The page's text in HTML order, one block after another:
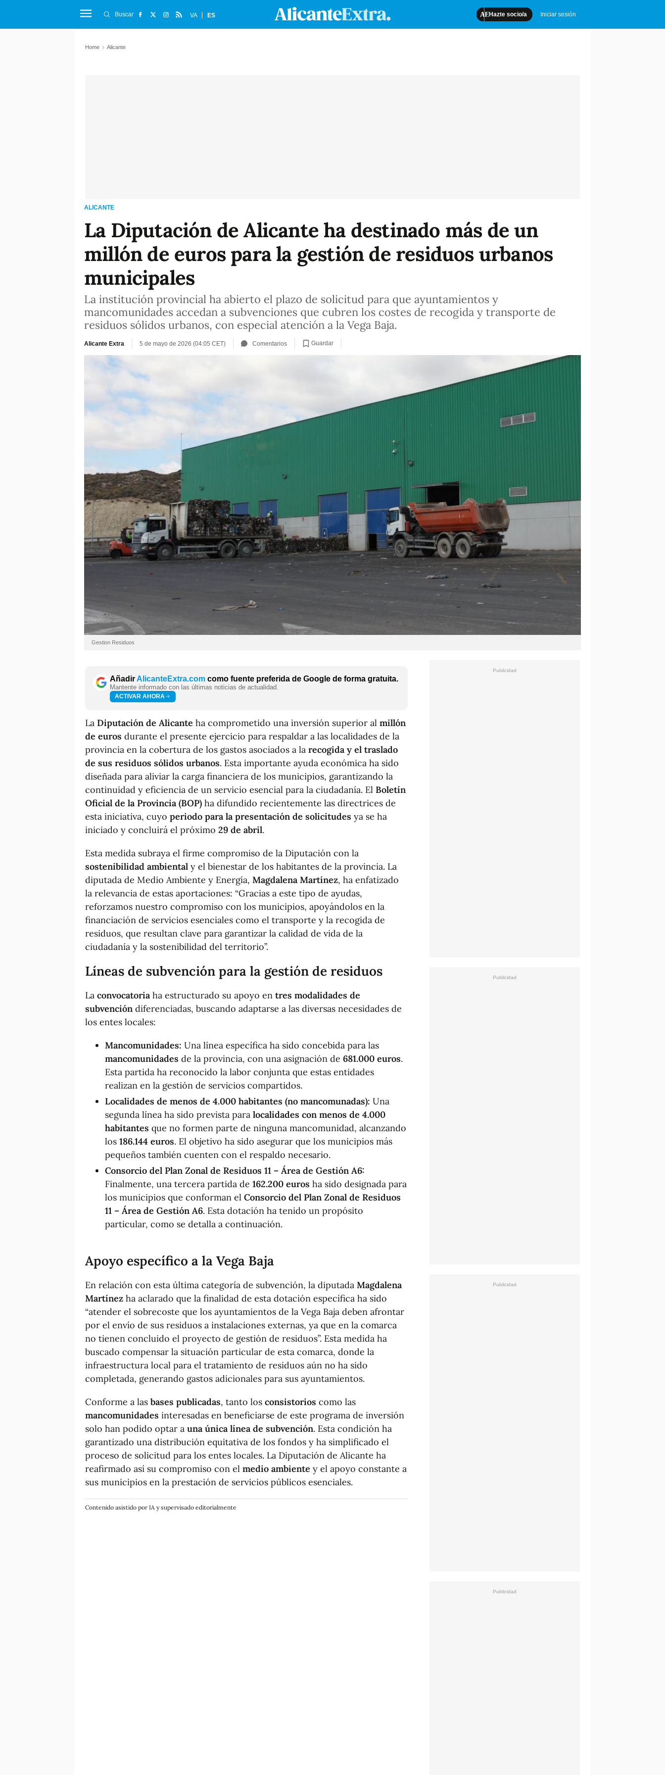
Hazte socio/a Iniciar sesión
Buscar VA ES
Home Alicante
ALICANTE
La Diputación de Alicante ha destinado más de un
millón de euros para la gestión de residuos urbanos
municipales
La institución provincial ha abierto el plazo de solicitud para que ayuntamientos y
mancomunidades accedan a subvenciones que cubren los costes de recogida y transporte de
residuos sólidos urbanos, con especial atención a la Vega Baja.
Alicante Extra 5 de mayo de 2026 (04:05 CET) Comentarios Guardar
Gestion Residuos
AñadirAlicanteExtra.com como fuente preferida de Google de forma gratuita.
Mantente informado con las últimas noticias de actualidad.
ACTIVAR AHORA
La Diputación de Alicante ha comprometido una inversión superior al millón
de euros durante el presente ejercicio para respaldar a las localidades de la
provincia en la cobertura de los gastos asociados a la recogida y el traslado
de sus residuos sólidos urbanos. Esta importante ayuda económica ha sido
diseñada para aliviar la carga financiera de los municipios, garantizando la
continuidad y eficiencia de un servicio esencial para la ciudadanía. El Boletín
Oficial de la Provincia (BOP) ha difundido recientemente las directrices de
esta iniciativa, cuyo periodo para la presentación de solicitudes ya se ha
iniciado y concluirá el próximo 29 de abril.
Esta medida subraya el firme compromiso de la Diputación con la
sostenibilidad ambiental y el bienestar de los habitantes de la provincia. La
diputada de Medio Ambiente y Energía, Magdalena Martínez, ha enfatizado
la relevancia de estas aportaciones: “Gracias a este tipo de ayudas,
reforzamos nuestro compromiso con los municipios, apoyándolos en la
financiación de servicios esenciales como el transporte y la recogida de
residuos, que resultan clave para garantizar la calidad de vida de la
ciudadanía y la sostenibilidad del territorio”.
Líneas de subvención para la gestión de residuos
La convocatoria ha estructurado su apoyo en tres modalidades de
subvención diferenciadas, buscando adaptarse a las diversas necesidades de
los entes locales:
Mancomunidades: Una línea específica ha sido concebida para las
mancomunidades de la provincia, con una asignación de 681.000 euros.
Esta partida ha reconocido la labor conjunta que estas entidades
realizan en la gestión de servicios compartidos.
Localidades de menos de 4.000 habitantes (no mancomunadas): Una
segunda línea ha sido prevista para localidades con menos de 4.000
habitantes que no formen parte de ninguna mancomunidad, alcanzando
los 186.144 euros. El objetivo ha sido asegurar que los municipios más
pequeños también cuenten con el respaldo necesario.
Consorcio del Plan Zonal de Residuos 11 – Área de Gestión A6:
Finalmente, una tercera partida de 162.200 euros ha sido designada para
los municipios que conforman el Consorcio del Plan Zonal de Residuos
11 – Área de Gestión A6. Esta dotación ha tenido un propósito
particular, como se detalla a continuación.
Apoyo específico a la Vega Baja
En relación con esta última categoría de subvención, la diputada Magdalena
Martínez ha aclarado que la finalidad de esta dotación específica ha sido
“atender el sobrecoste que los ayuntamientos de la Vega Baja deben afrontar
por el envío de sus residuos a instalaciones externas, ya que en la comarca
no tienen concluido el proyecto de gestión de residuos”. Esta medida ha
buscado compensar la situación particular de esta comarca, donde la
infraestructura local para el tratamiento de residuos aún no ha sido
completada, generando gastos adicionales para sus ayuntamientos.
Conforme a las bases publicadas, tanto los consistorios como las
mancomunidades interesadas en beneficiarse de este programa de inversión
solo han podido optar a una única línea de subvención. Esta condición ha
garantizado una distribución equitativa de los fondos y ha simplificado el
proceso de solicitud para los entes locales. La Diputación de Alicante ha
reafirmado así su compromiso con el medio ambiente y el apoyo constante a
sus municipios en la prestación de servicios públicos esenciales.
Contenido asistido por IA y supervisado editorialmente